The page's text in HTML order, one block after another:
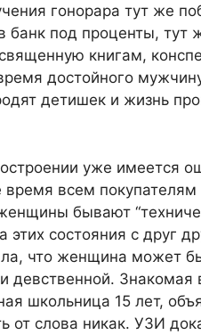
гонорара тут же
банк под проценты, тут
книгам,
достойного
детишек и жизнь
уже имеется
всем покупателям
бывают
этих состояния с друг
что женщина может
девственной.
школьница 15 лет,
от слова никак. УЗИ